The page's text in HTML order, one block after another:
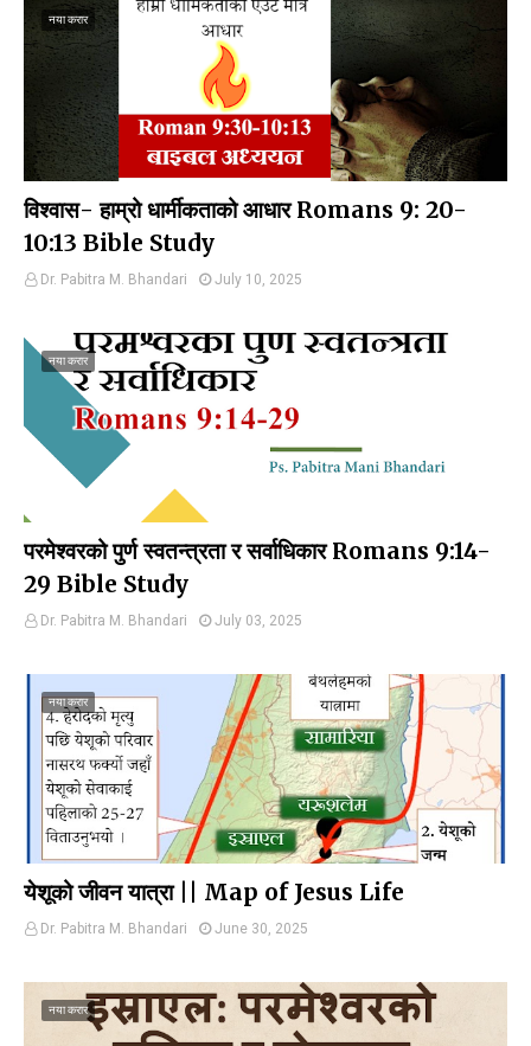
नया करार
विश्वास- हाम्रो धार्मीकताको आधार Romans 9: 20-
10:13 Bible Study
Dr. Pabitra M. Bhandari July 10, 2025
नया करार
परमेश्वरको पुर्ण स्वतन्त्रता र सर्वाधिकार Romans 9:14-
29 Bible Study
Dr. Pabitra M. Bhandari July 03, 2025
नया करार
येशूको जीवन यात्रा || Map of Jesus Life
Dr. Pabitra M. Bhandari June 30, 2025
नया करार